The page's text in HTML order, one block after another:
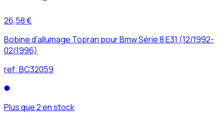
26,58 €
Bobine d'allumage Topran pour Bmw Série 8 E31 (12/1992-
02/1996)
ref: BC32059
Plus que 2 en stock